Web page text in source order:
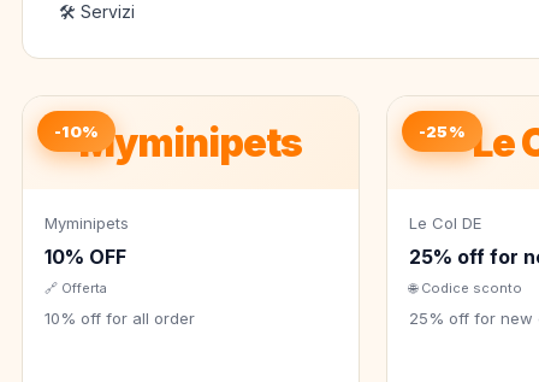
🛠️ Servizi
Myminipets
-10%
Myminipets
10% OFF
🔗 Offerta
10% off for all order
Le
-25%
Le Col DE
25% off for
🌐 Codice sconto
25% off for new